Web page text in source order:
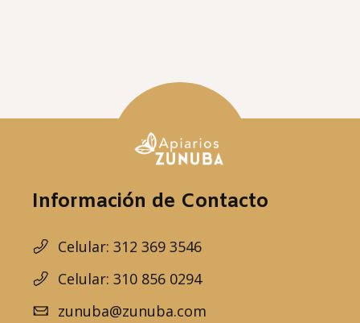
Información de Contacto
Celular: 312 369 3546
Celular: 310 856 0294
zunuba@zunuba.com